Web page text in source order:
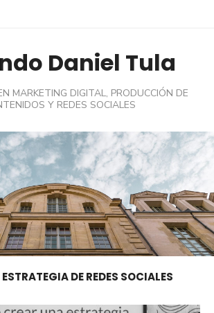
Daniel Tula
MARKETING DIGITAL, PRODUCCIÓN DE
Y REDES SOCIALES
ESTRATEGIA DE REDES SOCIALES